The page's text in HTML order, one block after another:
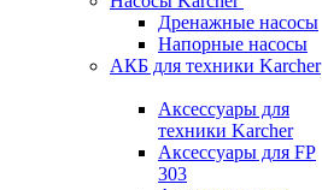
Дренажные насосы
Напорные насосы
АКБ для техники Karcher
Аксессуары для
техники Karcher
Аксессуары для FP
303